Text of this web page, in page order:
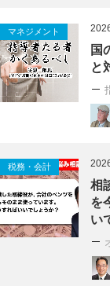
マネジメント
国
と
税務・会計
相
を
い